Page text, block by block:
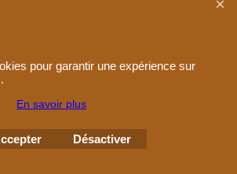
pour garantir une expérience sur
En savoir plus
Désactiver